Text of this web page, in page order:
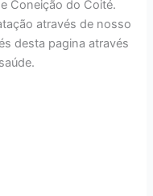
Coneição do Coité.
através de nosso
desta pagina através